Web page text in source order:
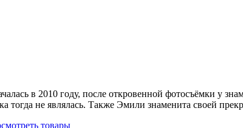
в 2010 году, после откровенной фотосъёмки у
не являлась. Также Эмили знаменита своей
товары